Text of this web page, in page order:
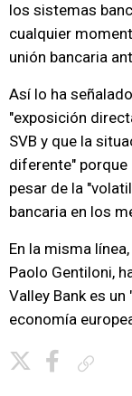
los sistemas
cualquier
unión bancaria
Así lo ha
"exposición
SVB y que la
diferente"
pesar de la
bancaria en los
En la misma
Paolo Gentiloni,
Valley Bank es
economía